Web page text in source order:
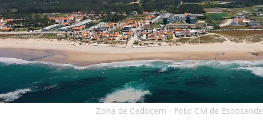
Zona de Cedocem - Foto CM de Esposende